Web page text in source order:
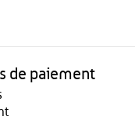
de paiement